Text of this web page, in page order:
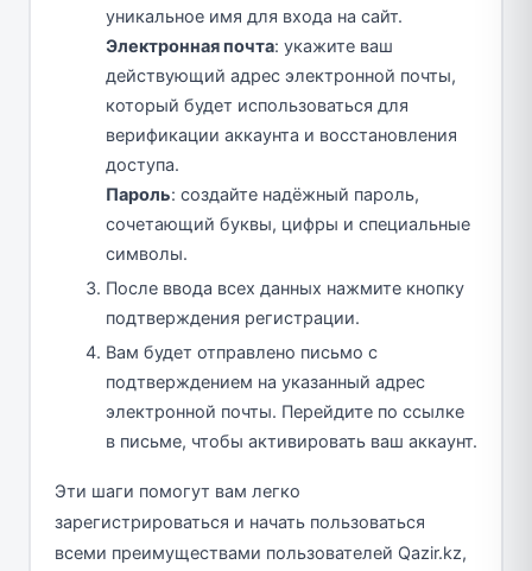
уникальное имя для входа на сайт.
Электронная почта: укажите ваш
действующий адрес электронной почты,
который будет использоваться для
верификации аккаунта и восстановления
доступа.
Пароль: создайте надёжный пароль,
сочетающий буквы, цифры и специальные
символы.
После ввода всех данных нажмите кнопку
подтверждения регистрации.
Вам будет отправлено письмо с
подтверждением на указанный адрес
электронной почты. Перейдите по ссылке
в письме, чтобы активировать ваш аккаунт.
Эти шаги помогут вам легко
зарегистрироваться и начать пользоваться
всеми преимуществами пользователей Qazir.kz,